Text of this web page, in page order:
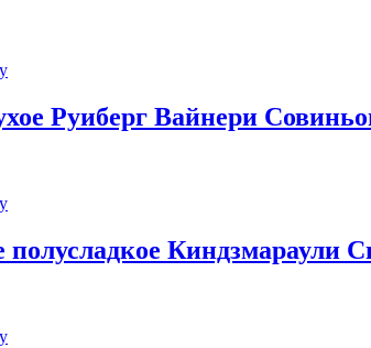
Руиберг Вайнери
полусладкое Киндзмараули